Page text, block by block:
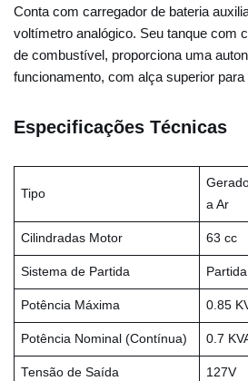
Conta com carregador de bateria
voltímetro analógico. Seu tanque com
de combustível, proporciona uma
funcionamento, com alça superior para
Especificações Técnicas
Tipo
a Ar
Cilindradas Motor 63 cc
Sistema de Partida
Potência Máxima 0.85
Potência Nominal (Contínua) 0.7
Tensão de Saída 127V